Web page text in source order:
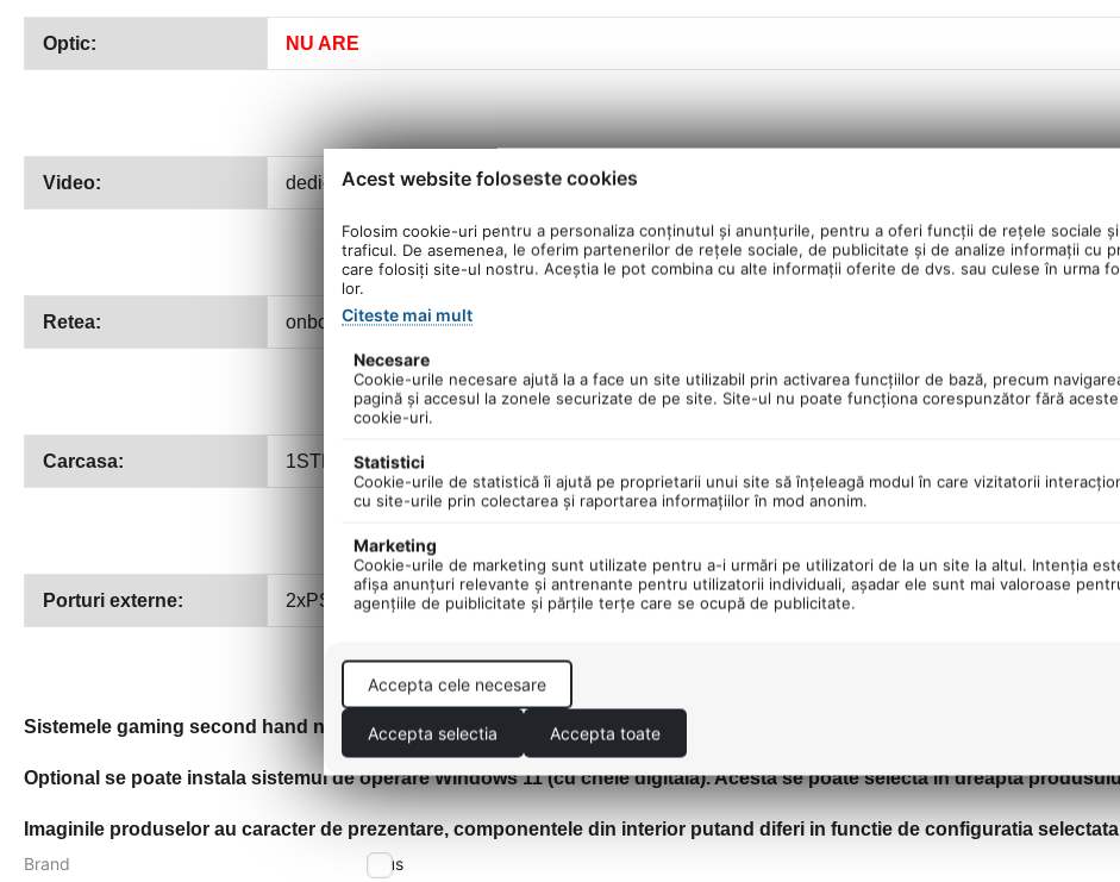
Optic: NU ARE
Video: dedicata - Nvidia GeForce GTX1070 8Gb
Retea: onboard 10/100/1000 -
Carcasa: 1STPLAYER DK-3 Black
Porturi externe: 2xPS2, 1xVGA, 1xDVI, 1xHDMI, 1xDisplayPort, 6xUSB 3.0, 2xUSB 2.0, 1xLan RJ45, 3 x Audio
Sistemele gaming second hand nu au soft preinstalat.
Optional se poate instala sistemul de operare Windows 11 (cu cheie digitala). Acesta se poate selecta in dreapta
Imaginile produselor au caracter de prezentare, componentele din interior putand diferi in functie de configuratia
Brand
Asus
Acest website foloseste cookies
Folosim cookie-uri pentru a personaliza conținutul și anunțurile, pentru a oferi funcții de rețele sociale
traficul. De asemenea, le oferim partenerilor de rețele sociale, de publicitate și de analize informații cu
care folosiți site-ul nostru. Aceștia le pot combina cu alte informații oferite de dvs. sau culese în urma
lor.
Citeste mai mult
Necesare
Cookie-urile necesare ajută la a face un site utilizabil prin activarea funcţiilor de bază, precum
pagină şi accesul la zonele securizate de pe site. Site-ul nu poate funcţiona corespunzător fără aceste
cookie-uri.
Statistici
Cookie-urile de statistică îi ajută pe proprietarii unui site să înţeleagă modul în care vizitatorii
cu site-urile prin colectarea şi raportarea informaţiilor în mod anonim.
Marketing
Cookie-urile de marketing sunt utilizate pentru a-i urmări pe utilizatori de la un site la altul. Intenţia
afişa anunţuri relevante şi antrenante pentru utilizatorii individuali, aşadar ele sunt mai valoroase
agenţiile de puiblicitate şi părţile terţe care se ocupă de publicitate.
Accepta cele necesare
Accepta selectia Accepta toate